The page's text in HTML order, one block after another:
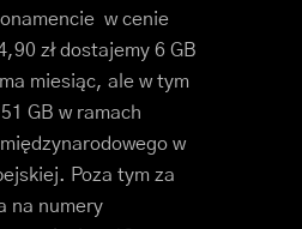
w cenie
zł dostajemy 6 GB
miesiąc, ale w tym
GB w ramach
w
Poza tym za
na numery